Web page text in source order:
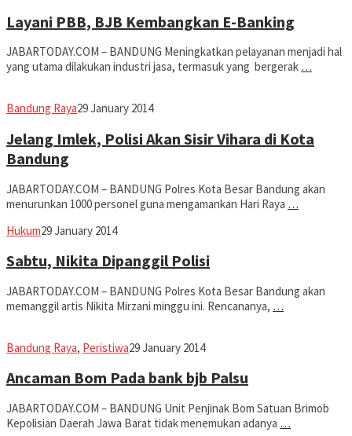
Layani PBB, BJB Kembangkan E-Banking
JABARTODAY.COM – BANDUNG Meningkatkan pelayanan menjadi hal
yang utama dilakukan industri jasa, termasuk yang bergerak …
Bandung RayaJabar
29 January 2014
Jelang Imlek, Polisi Akan Sisir Vihara di Kota
Bandung
JABARTODAY.COM – BANDUNG Polres Kota Besar Bandung akan
menurunkan 1000 personel guna mengamankan Hari Raya …
HukumJabar
29 January 2014
Sabtu, Nikita Dipanggil Polisi
JABARTODAY.COM – BANDUNG Polres Kota Besar Bandung akan
memanggil artis Nikita Mirzani minggu ini. Rencananya, …
Bandung Raya, PeristiwaJabar
29 January 2014
Ancaman Bom Pada bank bjb Palsu
JABARTODAY.COM – BANDUNG Unit Penjinak Bom Satuan Brimob
Kepolisian Daerah Jawa Barat tidak menemukan adanya …